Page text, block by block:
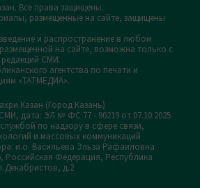
Все права защищены.
размещенные на сайте, защищены
и распространение в любом
на сайте, возможна только с
редакций СМИ.
агентства по печати и
«ТАТМЕДИА».
Казан (Город Казань)
дата: ЭЛ № ФС 77 - 90219 от 07.10.2025
по надзору в сфере связи,
и массовых коммуникаций
и.о. Васильева Эльза Рафаиловна
Российская Федерация, Республика
д.2